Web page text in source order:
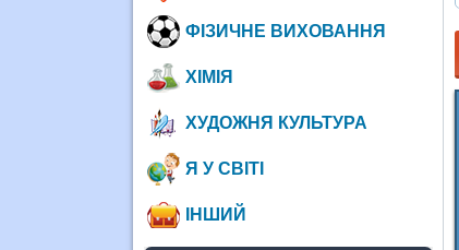
ФІЗИЧНЕ ВИХОВАННЯ
ХІМІЯ
ХУДОЖНЯ КУЛЬТУРА
Я У СВІТІ
ІНШИЙ